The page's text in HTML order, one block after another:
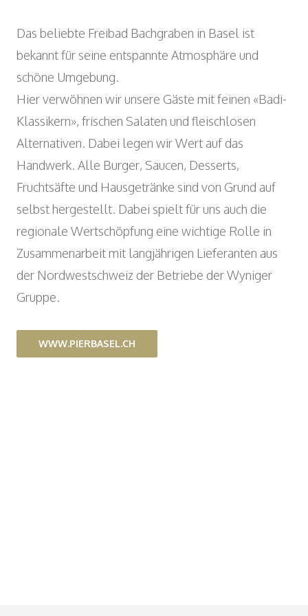
Einkaufsgemeinschaft
ENGAGEMENT
Verein MALIAN
KUNST UND KULTUR
Theater im Teufelhof
Radio Waldhaus FM
Das beliebte Freibad Bachgraben in Basel ist
bekannt für seine entspannte Atmosphäre und
schöne Umgebung.
Hier verwöhnen wir unsere Gäste mit feinen «Badi-
Klassikern», frischen Salaten und fleischlosen
Alternativen. Dabei legen wir Wert auf das
Handwerk. Alle Burger, Saucen, Desserts,
Fruchtsäfte und Hausgetränke sind von Grund auf
selbst hergestellt. Dabei spielt für uns auch die
regionale Wertschöpfung eine wichtige Rolle in
Zusammenarbeit mit langjährigen Lieferanten aus
der Nordwestschweiz der Betriebe der Wyniger
Gruppe.
WWW.PIERBASEL.CH